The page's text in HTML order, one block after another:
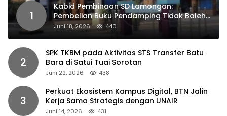
1
Kabid Pembinaan SD Lamongan:
Pembelian Buku Pendamping Tidak Boleh
Dipaksakan
Juni 18, 2026 440
2
SPK TKBM pada Aktivitas STS Transfer Batu
Bara di Satui Tuai Sorotan
Juni 22, 2026 438
3
Perkuat Ekosistem Kampus Digital, BTN Jalin
Kerja Sama Strategis dengan UNAIR
Juni 14, 2026 431